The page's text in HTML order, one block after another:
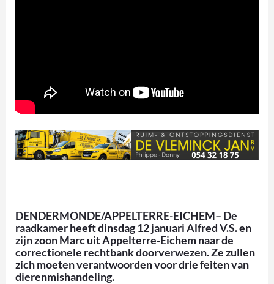
DENDERMONDE/APPELTERRE-EICHEM– De
raadkamer heeft dinsdag 12 januari Alfred V.S. en
zijn zoon Marc uit Appelterre-Eichem naar de
correctionele rechtbank doorverwezen. Ze zullen
zich moeten verantwoorden voor drie feiten van
dierenmishandeling.